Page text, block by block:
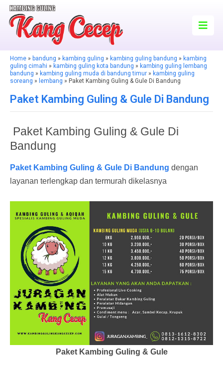
Home » bandung » kambing guling » kambing guling bandung » kambing
guling cimahi » kambing guling kota bandung » kambing guling lembang
bandung » kambing guling muda di bandung timur » kambing guling
soreang » lembang » Paket Kambing Guling & Gule Di Bandung
Paket Kambing Guling & Gule Di Bandung
Paket Kambing Guling & Gule Di
Bandung
Paket Kambing Guling & Gule Di Bandung dengan
layanan terlengkap dan termurah dikelasnya
Paket Kambing Guling & Gule